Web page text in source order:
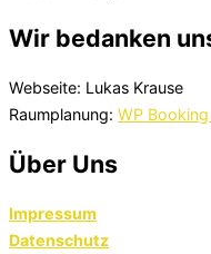
Wir bedanken
Webseite: Lukas Krause
Raumplanung: WP
Über Uns
Impressum
Datenschutz